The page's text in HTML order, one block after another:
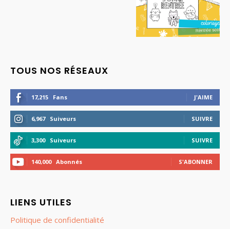
TOUS NOS RÉSEAUX
17,215 Fans J'AIME
6,967 Suiveurs SUIVRE
3,300 Suiveurs SUIVRE
140,000 Abonnés S'ABONNER
LIENS UTILES
Politique de confidentialité